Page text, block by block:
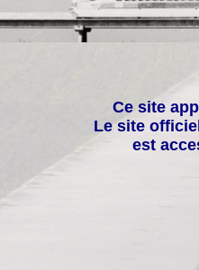
Ce site
Le site
est